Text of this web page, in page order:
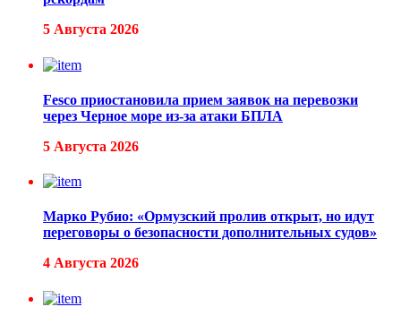
5 Августа 2026
Fesco приостановила прием заявок на перевозки
через Черное море из-за атаки БПЛА
5 Августа 2026
Марко Рубио: «Ормузский пролив открыт, но идут
переговоры о безопасности дополнительных судов»
4 Августа 2026